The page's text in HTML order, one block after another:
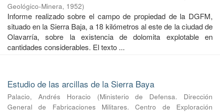
Geológico-Minera, 1952)
Informe realizado sobre el campo de propiedad de la DGFM,
situado en la Sierra Baja, a 18 kilómetros al este de la ciudad de
Olavarría, sobre la existencia de dolomita explotable en
cantidades considerables. El texto ...
Estudio de las arcillas de la Sierra Baya
Palacio, Andrés Horacio (Ministerio de Defensa. Dirección
General de Fabricaciones Militares. Centro de Exploración